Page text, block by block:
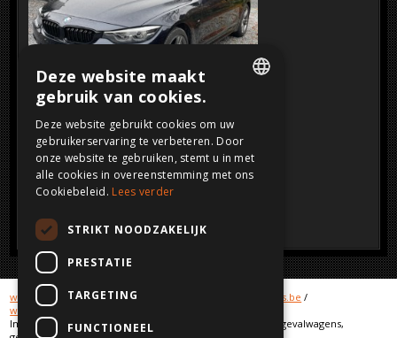
SOLD
Klik op de afbeelding voor een grotere
weergave
www.crashcars.com / www.crashcar.com www.crashcars.be /
www.schadewagens.be
Import en export, aan en verkoop van schadewagens, ongevalwagens,
FRENCH
ENGLISH
Deze website maakt
gebruik van cookies.
Deze website gebruikt cookies om uw
gebruikerservaring te verbeteren. Door
onze website te gebruiken, stemt u in met
alle cookies in overeenstemming met ons
Cookiebeleid. Lees verder
STRIKT NOODZAKELIJK
PRESTATIE
TARGETING
FUNCTIONEEL